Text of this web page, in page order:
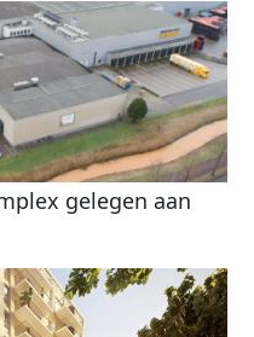
gelegen aan